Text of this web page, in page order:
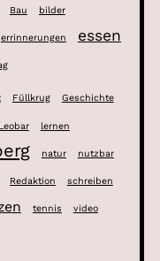
Bau bilder
errinnerungen essen
Füllkrug Geschichte
Leobar lernen
natur nutzbar
Redaktion schreiben
tennis video